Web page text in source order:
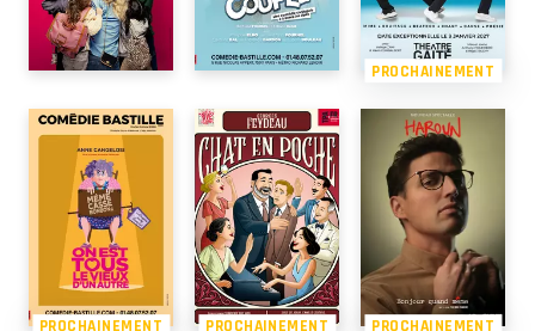
PROCHAINEMENT
PROCHAINEMENT PROCHAINEMENT PROCHAINEMENT